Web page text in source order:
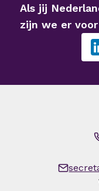
Als jij
zijn we er